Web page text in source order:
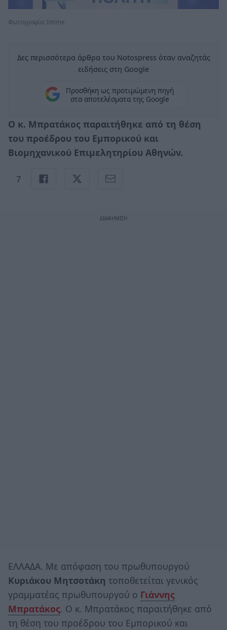
Φωτογραφία: Intime
Δες περισσότερα άρθρα του Notospress όταν αναζητάς
ειδήσεις στη Google
Προσθήκη ως προτιμώμενη πηγή
στα αποτελέσματα της Google
Ο κ. Μπρατάκος παραιτήθηκε από τη θέση
του προέδρου του Εμπορικού και
Βιομηχανικού Επιμελητηρίου Αθηνών.
7
ΕΛΛΑΔΑ. Με απόφαση του πρωθυπουργού
Κυριάκου Μητσοτάκη τοποθετείται γενικός
γραμματέας πρωθυπουργού ο Γιάννης
Μπρατάκος. Ο κ. Μπρατάκος παραιτήθηκε από
τη θέση του προέδρου του Εμπορικού και